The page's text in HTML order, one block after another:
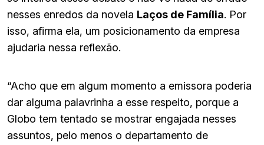
nesses enredos da novela Laços de Família. Por
isso, afirma ela, um posicionamento da empresa
ajudaria nessa reflexão.
“Acho que em algum momento a emissora poderia
dar alguma palavrinha a esse respeito, porque a
Globo tem tentado se mostrar engajada nesses
assuntos, pelo menos o departamento de